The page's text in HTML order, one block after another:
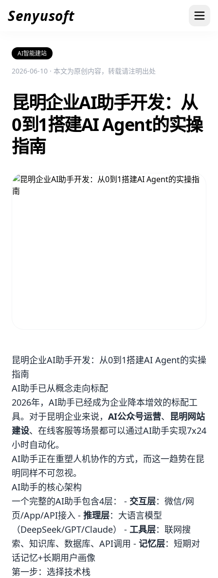
Senyusoft
AI智能建站
2026-06-10 · 本文为原创内容，转载请注明出处
昆明企业AI助手开发：从
0到1搭建AI Agent的实操
指南
昆明企业AI助手开发：从0到1搭建AI Agent的实操
指南
AI助手已从概念走向标配
2026年，AI助手已经成为企业降本增效的标配工
具。对于昆明企业来说， AI公众号运营、 昆明网站
建设、在线客服等场景都可以通过AI助手实现7x24
小时自动化。
AI助手正在重塑人机协作的方式，而这一趋势在昆
明同样不可忽视。
AI助手的核心架构
一个完整的AI助手包含4层： - 交互层：微信/网
页/App/API接入 - 推理层：大语言模型
（DeepSeek/GPT/Claude） - 工具层：联网搜
索、知识库、数据库、API调用 - 记忆层：短期对
话记忆+长期用户画像
第一步：选择技术栈